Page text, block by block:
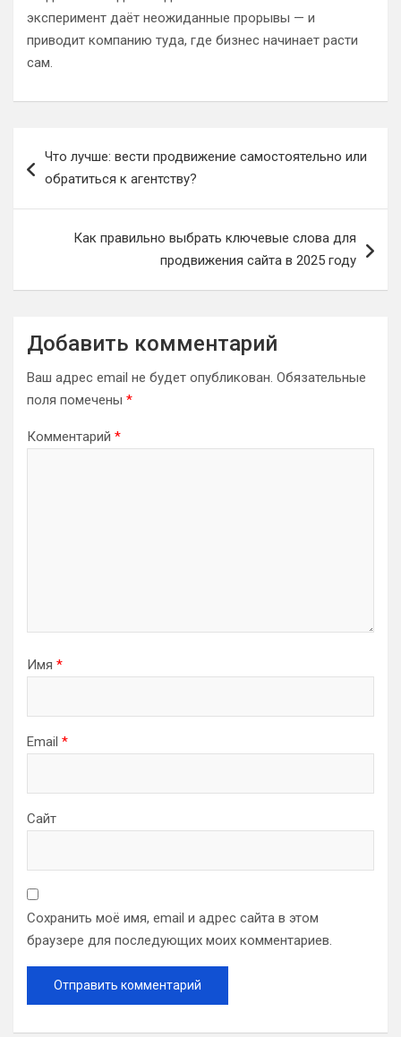
эксперимент даёт неожиданные прорывы — и
приводит компанию туда, где бизнес начинает расти
сам.
по
Что лучше: вести продвижение самостоятельно или
обратиться к агентству?
Как правильно выбрать ключевые слова для
продвижения сайта в 2025 году
Добавить комментарий
Ваш адрес email не будет опубликован. Обязательные
поля помечены *
Комментарий *
Имя *
Email *
Сайт
Сохранить моё имя, email и адрес сайта в этом
браузере для последующих моих комментариев.